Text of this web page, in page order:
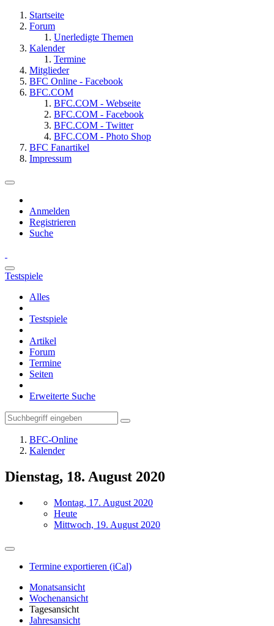
Startseite
Forum
Unerledigte Themen
Kalender
Termine
Mitglieder
BFC Online - Facebook
BFC.COM
BFC.COM - Webseite
BFC.COM - Facebook
BFC.COM - Twitter
BFC.COM - Photo Shop
BFC Fanartikel
Impressum
Anmelden
Registrieren
Suche
Testspiele
Alles
Testspiele
Artikel
Forum
Termine
Seiten
Erweiterte Suche
BFC-Online
Kalender
Dienstag, 18. August 2020
Montag, 17. August 2020
Heute
Mittwoch, 19. August 2020
Termine exportieren (iCal)
Monatsansicht
Wochenansicht
Tagesansicht
Jahresansicht